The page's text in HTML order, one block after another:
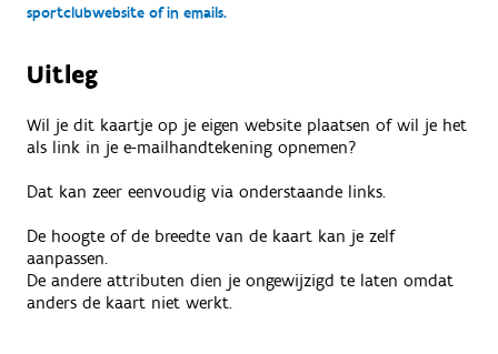
sportclubwebsite of in emails.
Uitleg
Wil je dit kaartje op je eigen website plaatsen of wil je het
als link in je e-mailhandtekening opnemen?
Dat kan zeer eenvoudig via onderstaande links.
De hoogte of de breedte van de kaart kan je zelf
aanpassen.
De andere attributen dien je ongewijzigd te laten omdat
anders de kaart niet werkt.